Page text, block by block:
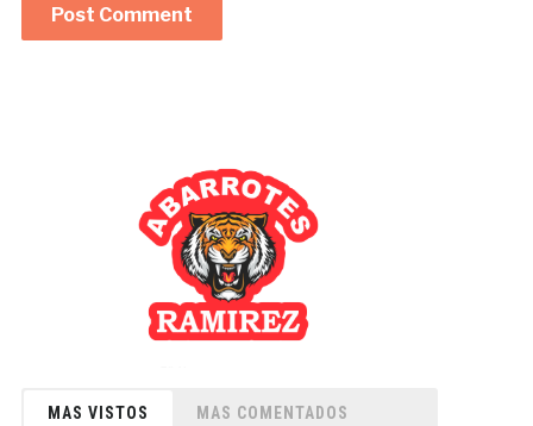
MAS VISTOS MAS COMENTADOS